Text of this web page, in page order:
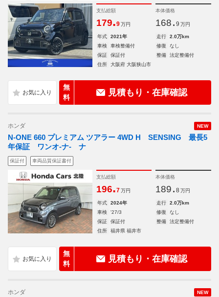
支払総額
179.9 万円
本体価格
168. 9 万円
年式 2021年 走行
2.0万km
車検
車検整備付 修復
なし
保証
保証付 整備
法定整備付
住所
大阪府 大阪狭山市
無
料
見積もり・在庫確認
NEW
ホンダ
N-ONE 660 プレミアム ツアラー 4WD H SENSING 最長5
年保証 ワンオ-ナ- ナ
保証付 車両品質保証書付
支払総額
196.7 万円
本体価格
189. 8 万円
年式 2024年 走行
2.0万km
車検
'27/3 修復
なし
保証
保証付 整備
法定整備付
住所
福井県 福井市
無
料
見積もり・在庫確認
NEW
ホンダ